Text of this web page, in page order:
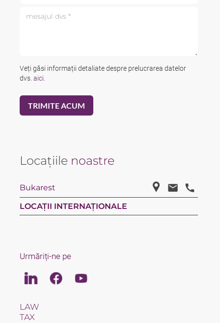
Veți găsi informații detaliate despre prelucrarea datelor
dvs. aici
Locațiile noastre
Bukarest
LOCAȚII INTERNAȚIONALE
Urmăriți-ne pe
LinkedinFacebookYoutube
LAW
TAX